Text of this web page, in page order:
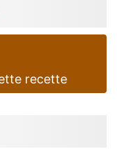
recette